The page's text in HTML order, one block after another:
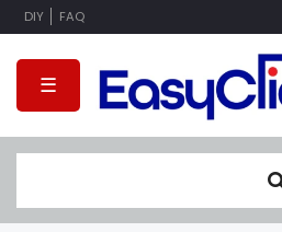
DIY FAQ
☰